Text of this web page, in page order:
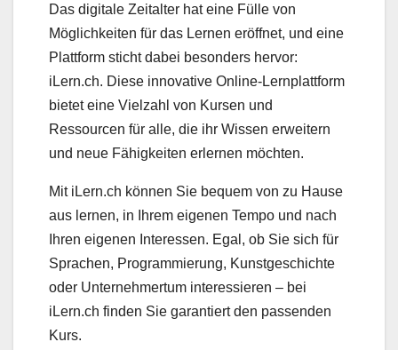
Das digitale Zeitalter hat eine Fülle von
Möglichkeiten für das Lernen eröffnet, und eine
Plattform sticht dabei besonders hervor:
iLern.ch. Diese innovative Online-Lernplattform
bietet eine Vielzahl von Kursen und
Ressourcen für alle, die ihr Wissen erweitern
und neue Fähigkeiten erlernen möchten.
Mit iLern.ch können Sie bequem von zu Hause
aus lernen, in Ihrem eigenen Tempo und nach
Ihren eigenen Interessen. Egal, ob Sie sich für
Sprachen, Programmierung, Kunstgeschichte
oder Unternehmertum interessieren – bei
iLern.ch finden Sie garantiert den passenden
Kurs.